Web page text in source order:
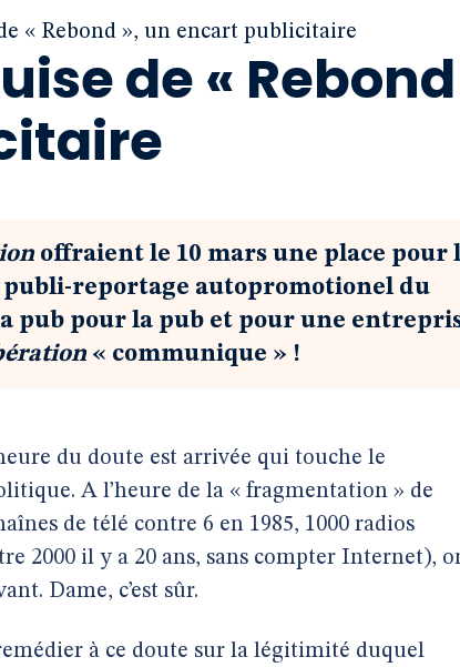
« Rebond », un encart publicitaire
de «
offraient le 10 mars une place pour
reportage autopromotionel du
pub pour la pub et pour une
« communique » !
du doute est arrivée qui touche le
A l’heure de la « fragmentation » de
de télé contre 6 en 1985, 1000 radios
2000 il y a 20 ans, sans compter Internet),
Dame, c’est sûr.
à ce doute sur la légitimité duquel